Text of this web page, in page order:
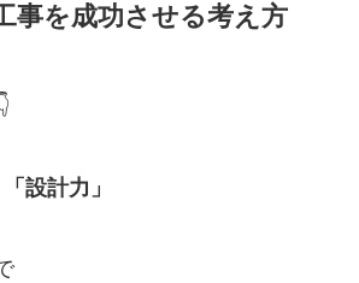
事を成功させる考え方
設計力」